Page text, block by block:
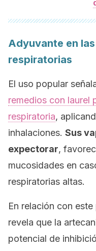
Adyuvante en
respiratorias
El uso popular
remedios con laurel
respiratoria,
inhalaciones. Sus
expectorar,
mucosidades en
respiratorias altas.
En relación con este
revela que la
potencial de